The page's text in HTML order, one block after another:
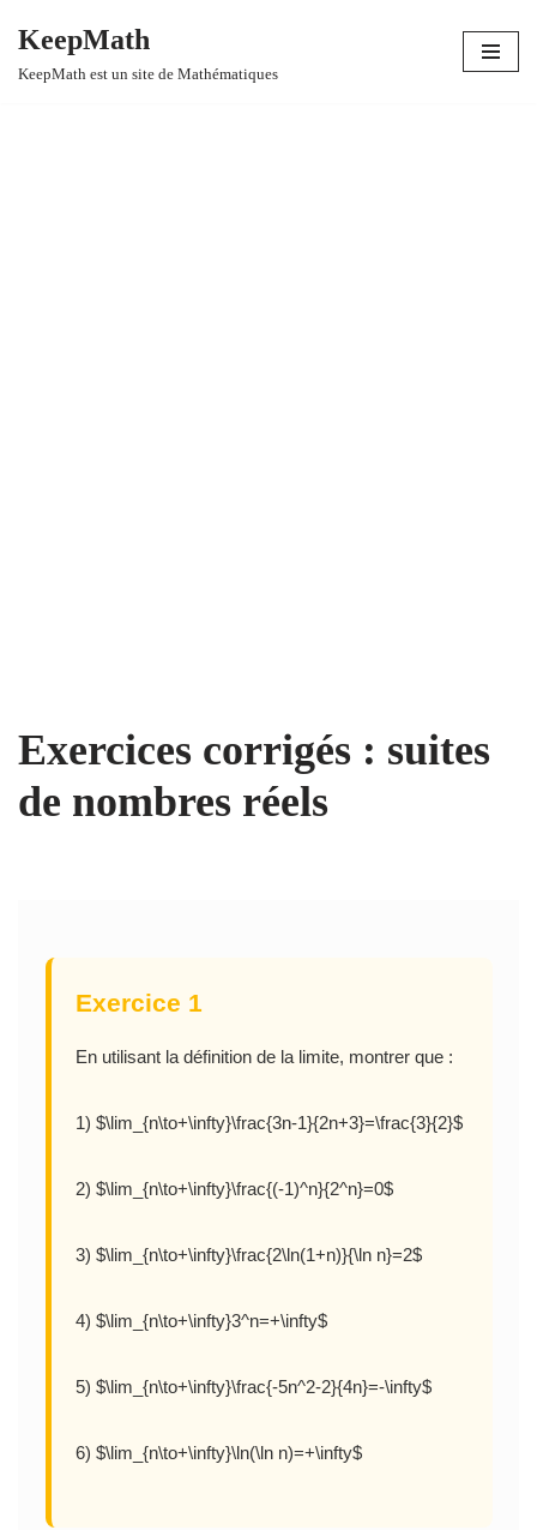
Aller
KeepMath
KeepMath est un site de Mathématiques
Exercices corrigés : suites
de nombres réels
Exercice 1
En utilisant la définition de la limite, montrer que :
1) $\lim_{n\to+\infty}\frac{3n-1}{2n+3}=\frac{3}{2}$
2) $\lim_{n\to+\infty}\frac{(-1)^n}{2^n}=0$
3) $\lim_{n\to+\infty}\frac{2\ln(1+n)}{\ln n}=2$
4) $\lim_{n\to+\infty}3^n=+\infty$
5) $\lim_{n\to+\infty}\frac{-5n^2-2}{4n}=-\infty$
6) $\lim_{n\to+\infty}\ln(\ln n)=+\infty$